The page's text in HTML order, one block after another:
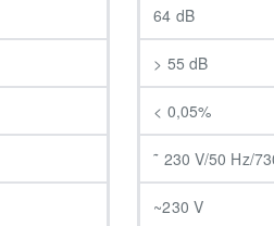
64 dB
> 55 dB
< 0,05%
˜ 230 V/50 Hz/
~230 V